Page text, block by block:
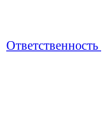
Ответственность